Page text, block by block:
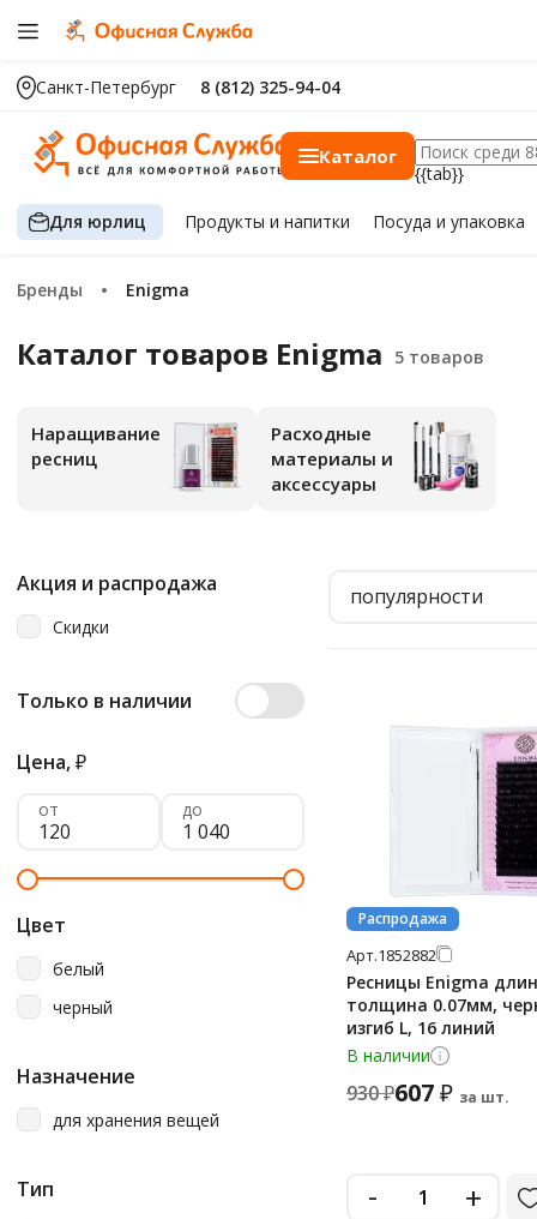
Санкт-Петербург 8 (812) 325-94-04
Каталог
{{tab}}
Для юрлиц Продуктыи напитки Посуда и упаковка
Бренды Enigma
Каталог товаров Enigma
Наращивание
ресниц
Расходные
материалы и
аксессуары
Акция и распродажа
Скидки
Только в наличии
Цена,₽
от до
Цвет
белый
черный
Назначение
для хранения вещей
Тип
популярности
Распродажа
Арт.1852882
Ресницы Enigma
толщина 0.07мм,
изгиб L, 16 линий
В наличии
930₽607₽ за шт.
- +